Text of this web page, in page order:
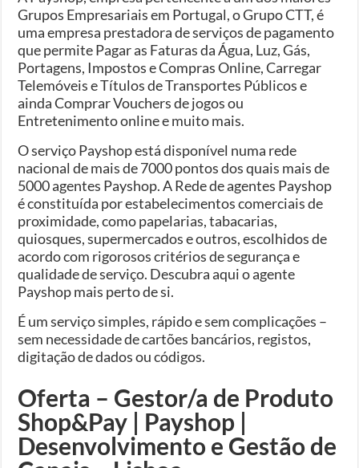
Grupos Empresariais em Portugal, o Grupo CTT, é
uma empresa prestadora de serviços de pagamento
que permite Pagar as Faturas da Água, Luz, Gás,
Portagens, Impostos e Compras Online, Carregar
Telemóveis e Títulos de Transportes Públicos e
ainda Comprar Vouchers de jogos ou
Entretenimento online e muito mais.
O serviço Payshop está disponível numa rede
nacional de mais de 7000 pontos dos quais mais de
5000 agentes Payshop. A Rede de agentes Payshop
é constituída por estabelecimentos comerciais de
proximidade, como papelarias, tabacarias,
quiosques, supermercados e outros, escolhidos de
acordo com rigorosos critérios de segurança e
qualidade de serviço. Descubra aqui o agente
Payshop mais perto de si.
É um serviço simples, rápido e sem complicações –
sem necessidade de cartões bancários, registos,
digitação de dados ou códigos.
Oferta – Gestor/a de Produto
Shop&Pay | Payshop |
Desenvolvimento e Gestão de